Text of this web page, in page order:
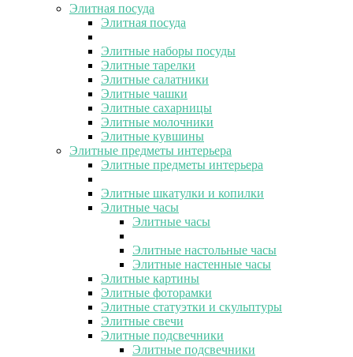
Элитная посуда
Элитная посуда
Элитные наборы посуды
Элитные тарелки
Элитные салатники
Элитные чашки
Элитные сахарницы
Элитные молочники
Элитные кувшины
Элитные предметы интерьера
Элитные предметы интерьера
Элитные шкатулки и копилки
Элитные часы
Элитные часы
Элитные настольные часы
Элитные настенные часы
Элитные картины
Элитные фоторамки
Элитные статуэтки и скульптуры
Элитные свечи
Элитные подсвечники
Элитные подсвечники